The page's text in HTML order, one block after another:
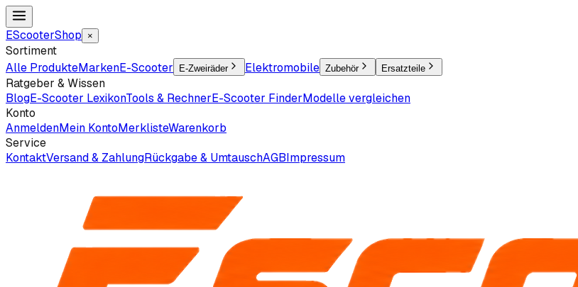
EScooterShop ×
Sortiment
Alle ProdukteMarkenE-Scooter E-Zweiräder Elektromobile Zubehör Ersatzteile
Ratgeber & Wissen
BlogE-Scooter LexikonTools & RechnerE-Scooter FinderModelle vergleichen
Konto
AnmeldenMein KontoMerklisteWarenkorb
Service
KontaktVersand & ZahlungRückgabe & UmtauschAGBImpressum